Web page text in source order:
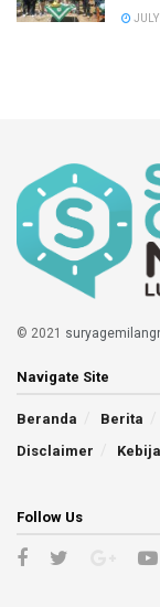
© 2021
Navigate Site
Beranda Berita
Disclaimer
Follow Us